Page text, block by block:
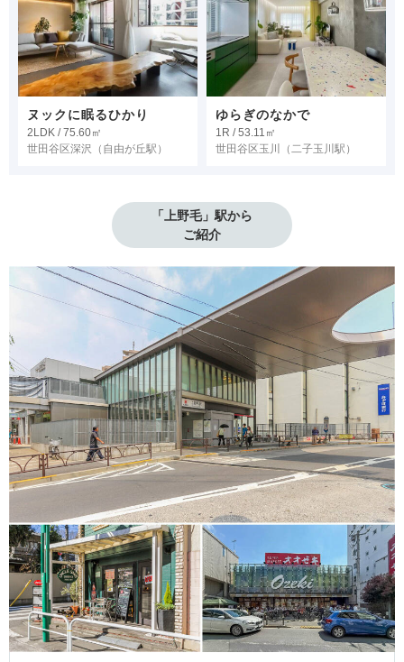
ヌックに眠るひかり
2LDK / 75.60㎡
世田谷区深沢 （自由が丘駅）
ゆらぎのなかで
1R / 53.11㎡
世田谷区玉川
（二子玉川駅）
「上野毛」駅から
ご紹介